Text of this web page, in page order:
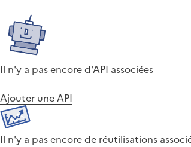
Il n'y a pas encore d'API associées
Ajouter une API
Il n'y a pas encore de réutilisations